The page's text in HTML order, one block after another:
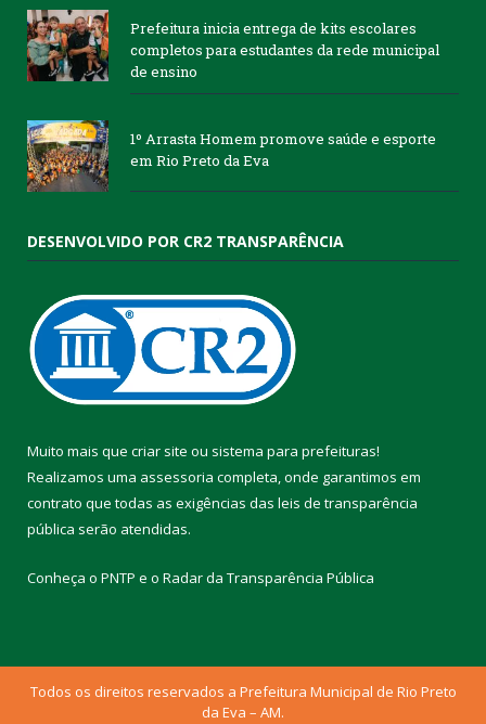
Prefeitura inicia entrega de kits escolares
completos para estudantes da rede municipal
de ensino
1º Arrasta Homem promove saúde e esporte
em Rio Preto da Eva
DESENVOLVIDO POR CR2 TRANSPARÊNCIA
Muito mais que criar site ou sistema para prefeituras!
Realizamos uma assessoria completa, onde garantimos em
contrato que todas as exigências das leis de transparência
pública serão atendidas.
Conheça o PNTP e o Radar da Transparência Pública
Todos os direitos reservados a Prefeitura Municipal de Rio Preto
da Eva – AM.